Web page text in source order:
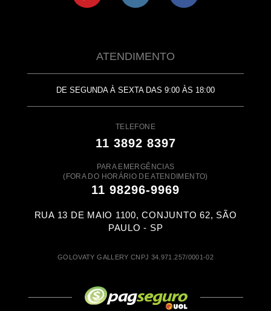
ATENDIMENTO
DE SEGUNDA À SEXTA DAS 9:00 ÀS 18:00
TELEFONE
11 3892 8397
PARA EMERGÊNCIAS
(FORA DO HORÁRIO DE ATENDIMENTO)
11 98296-9969
RUA 13 DE MAIO 1100, CONJUNTO 62, SÃO
PAULO - SP
GOLOVATY GALLERY CNPJ 34.971.257/0001-02